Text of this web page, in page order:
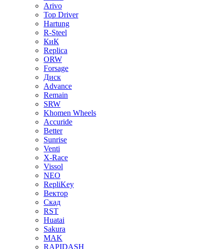
Arivo
Top Driver
Hartung
R-Steel
КиК
Replica
ORW
Forsage
Диск
Advance
Remain
SRW
Khomen Wheels
Accuride
Better
Sunrise
Venti
X-Race
Vissol
NEO
RepliKey
Вектор
Скад
RST
Huatai
Sakura
MAK
RAPIDASH